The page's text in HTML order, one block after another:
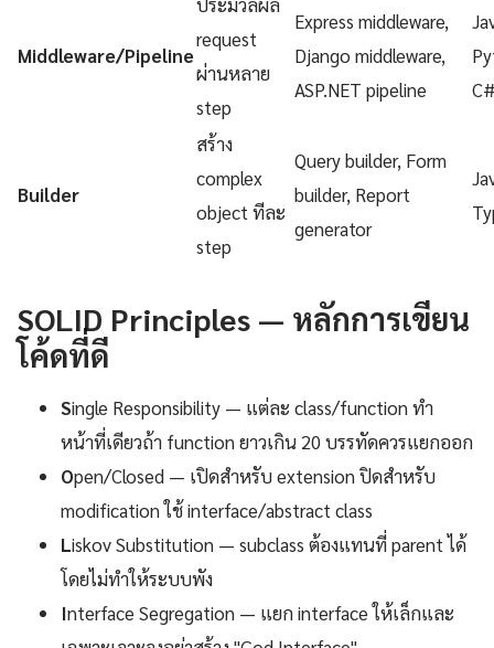
Middleware/Pipeline
request
ผ่านหลาย
step
Express middleware,
Django middleware,
ASP.NET pipeline
Builder
สร้าง
complex
object ทีละ
step
Query builder, Form
builder, Report
generator
SOLID Principles — หลักการเขียน
โค้ดที่ดี
Single Responsibility — แต่ละ class/function ทำ
หน้าที่เดียวถ้า function ยาวเกิน 20 บรรทัดควรแยกออก
Open/Closed — เปิดสำหรับ extension ปิดสำหรับ
modification ใช้ interface/abstract class
Liskov Substitution — subclass ต้องแทนที่ parent ได้
โดยไม่ทำให้ระบบพัง
Interface Segregation — แยก interface ให้เล็กและ